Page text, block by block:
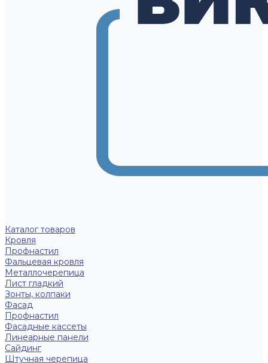
Каталог товаров
Кровля
Профнастил
Фальцевая кровля
Металлочерепица
Лист гладкий
Зонты, колпаки
Фасад
Профнастил
Фасадные кассеты
Линеарные панели
Сайдинг
Штучная черепица